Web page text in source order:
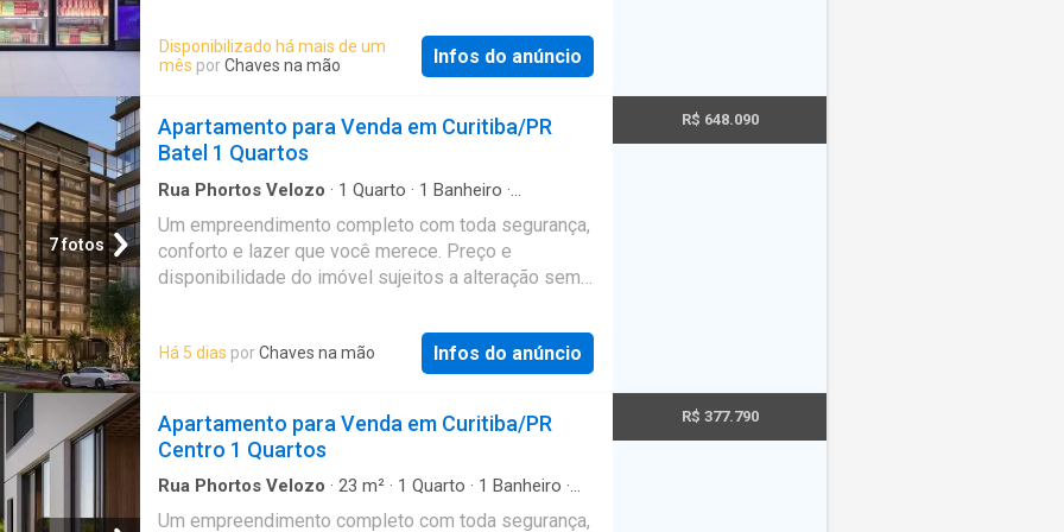
Disponibilizado há mais de um
mês porChaves na mão Infos do anúncio
7 fotos
Apartamento para Venda em Curitiba/PR
Batel 1 Quartos
Rua Phortos Velozo · 1 Quarto · 1 Banheiro ·
Um empreendimento completo com toda segurança,
conforto e lazer que você merece. Preço e
disponibilidade do imóvel sujeitos a alteração sem
Há 5 dias porChaves na mão Infos do anúncio
R$ 648.090
Apartamento para Venda em Curitiba/PR
Centro 1 Quartos
Rua Phortos Velozo · 23 m² · 1 Quarto · 1 Banheiro ·
Um empreendimento completo com toda segurança,
R$ 377.790